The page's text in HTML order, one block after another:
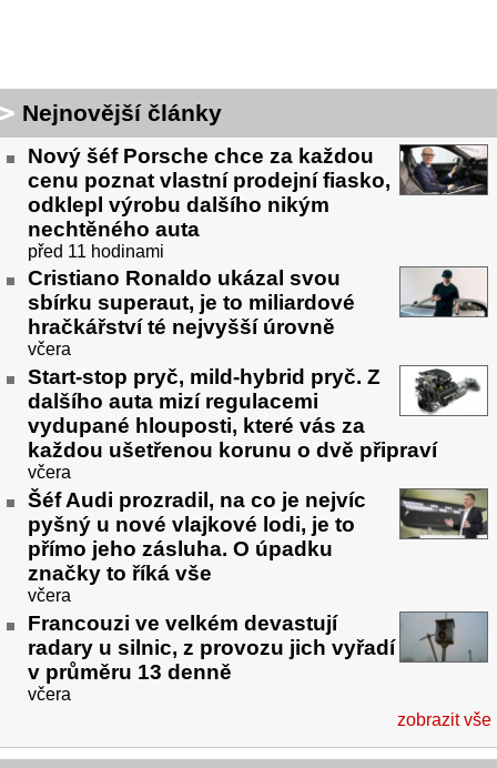
Nejnovější články
Nový šéf Porsche chce za každou
cenu poznat vlastní prodejní fiasko,
odklepl výrobu dalšího nikým
nechtěného auta
před 11 hodinami
Cristiano Ronaldo ukázal svou
sbírku superaut, je to miliardové
hračkářství té nejvyšší úrovně
včera
Start-stop pryč, mild-hybrid pryč. Z
dalšího auta mizí regulacemi
vydupané hlouposti, které vás za
každou ušetřenou korunu o dvě připraví
včera
Šéf Audi prozradil, na co je nejvíc
pyšný u nové vlajkové lodi, je to
přímo jeho zásluha. O úpadku
značky to říká vše
včera
Francouzi ve velkém devastují
radary u silnic, z provozu jich vyřadí
v průměru 13 denně
včera
zobrazit vše